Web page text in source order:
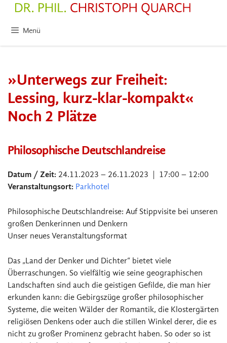
springenMenü
»Unterwegs zur Freiheit:
Lessing, kurz-klar-kompakt«
Noch 2 Plätze
Philosophische Deutschlandreise
Datum / Zeit: 24.11.2023 – 26.11.2023 | 17:00 – 12:00
Veranstaltungsort: Parkhotel
Philosophische Deutschlandreise: Auf Stippvisite bei unseren
großen Denkerinnen und Denkern
Unser neues Veranstaltungsformat
Das „Land der Denker und Dichter“ bietet viele
Überraschungen. So vielfältig wie seine geographischen
Landschaften sind auch die geistigen Gefilde, die man hier
erkunden kann: die Gebirgszüge großer philosophischer
Systeme, die weiten Wälder der Romantik, die Klostergärten
religiösen Denkens oder auch die stillen Winkel derer, die es
nicht zu großer Prominenz gebracht haben. So oder so ist